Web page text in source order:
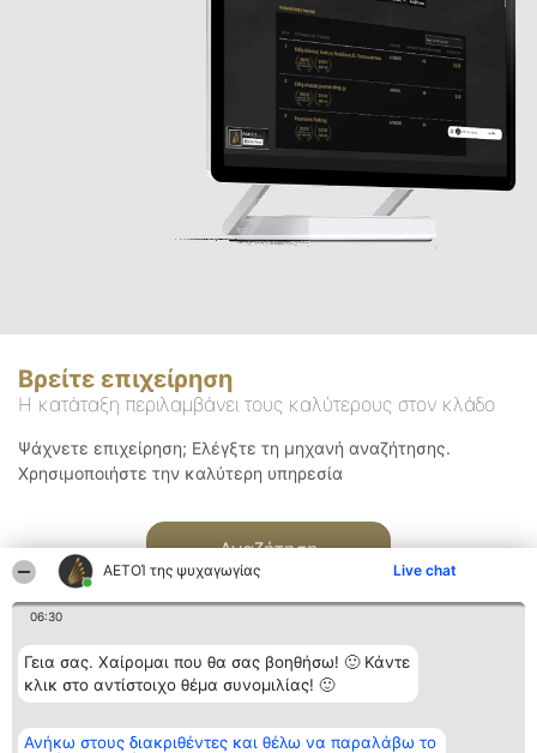
ΑΕΤΟΊ της ψυχαγωγίας Live chat
06:30
Γεια σας. Χαίρομαι που θα σας βοηθήσω! 🙂 Κάντε
κλικ στο αντίστοιχο θέμα συνομιλίας! 🙂
Ανήκω στους διακριθέντες και θέλω να παραλάβω το
Βρείτε επιχείρηση
Η κατάταξη περιλαμβάνει τους καλύτερους στον κλάδο
Ψάχνετε επιχείρηση; Ελέγξτε τη μηχανή αναζήτησης.
Χρησιμοποιήστε την καλύτερη υπηρεσία
Αναζήτηση
Διοργανωτής της
κατάταξης
Κατάταξη
Διακριθέντες
Επικοινωνία
Επικοινωνία